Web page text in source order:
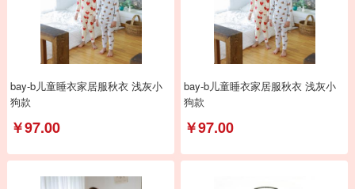
bay-b儿童睡衣家居服秋衣 浅灰小
狗款
￥97.00
bay-b儿童睡衣家居服秋衣 浅灰小
狗款
￥97.00